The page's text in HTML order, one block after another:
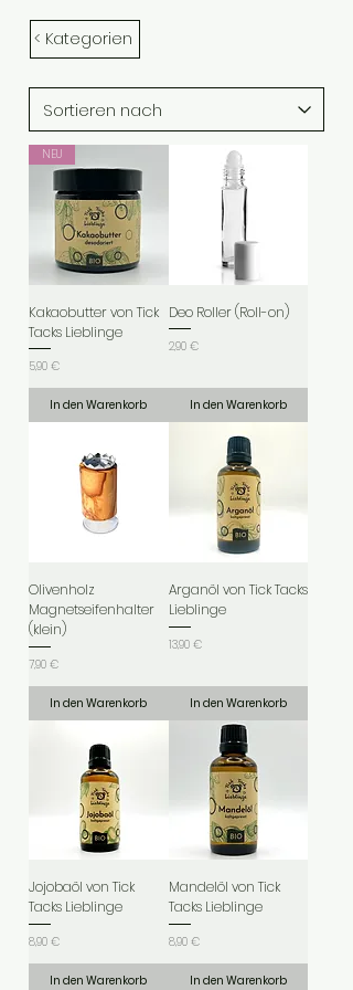
< Kategorien
NEU
Kakaobutter von Tick
Tacks Lieblinge
Preis
5,90 €
In den Warenkorb
Deo Roller (Roll-on)
Preis
2,90 €
In den Warenkorb
Olivenholz
Magnetseifenhalter
(klein)
Preis
7,90 €
In den Warenkorb
Arganöl von Tick Tacks
Lieblinge
Preis
13,90 €
In den Warenkorb
Jojobaöl von Tick
Tacks Lieblinge
Preis
8,90 €
In den Warenkorb
Mandelöl von Tick
Tacks Lieblinge
Preis
8,90 €
In den Warenkorb